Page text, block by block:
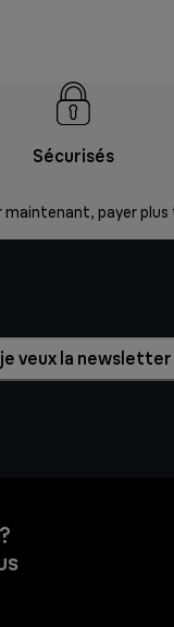
Sécurisés
maintenant, payer plus
veux la newsletter